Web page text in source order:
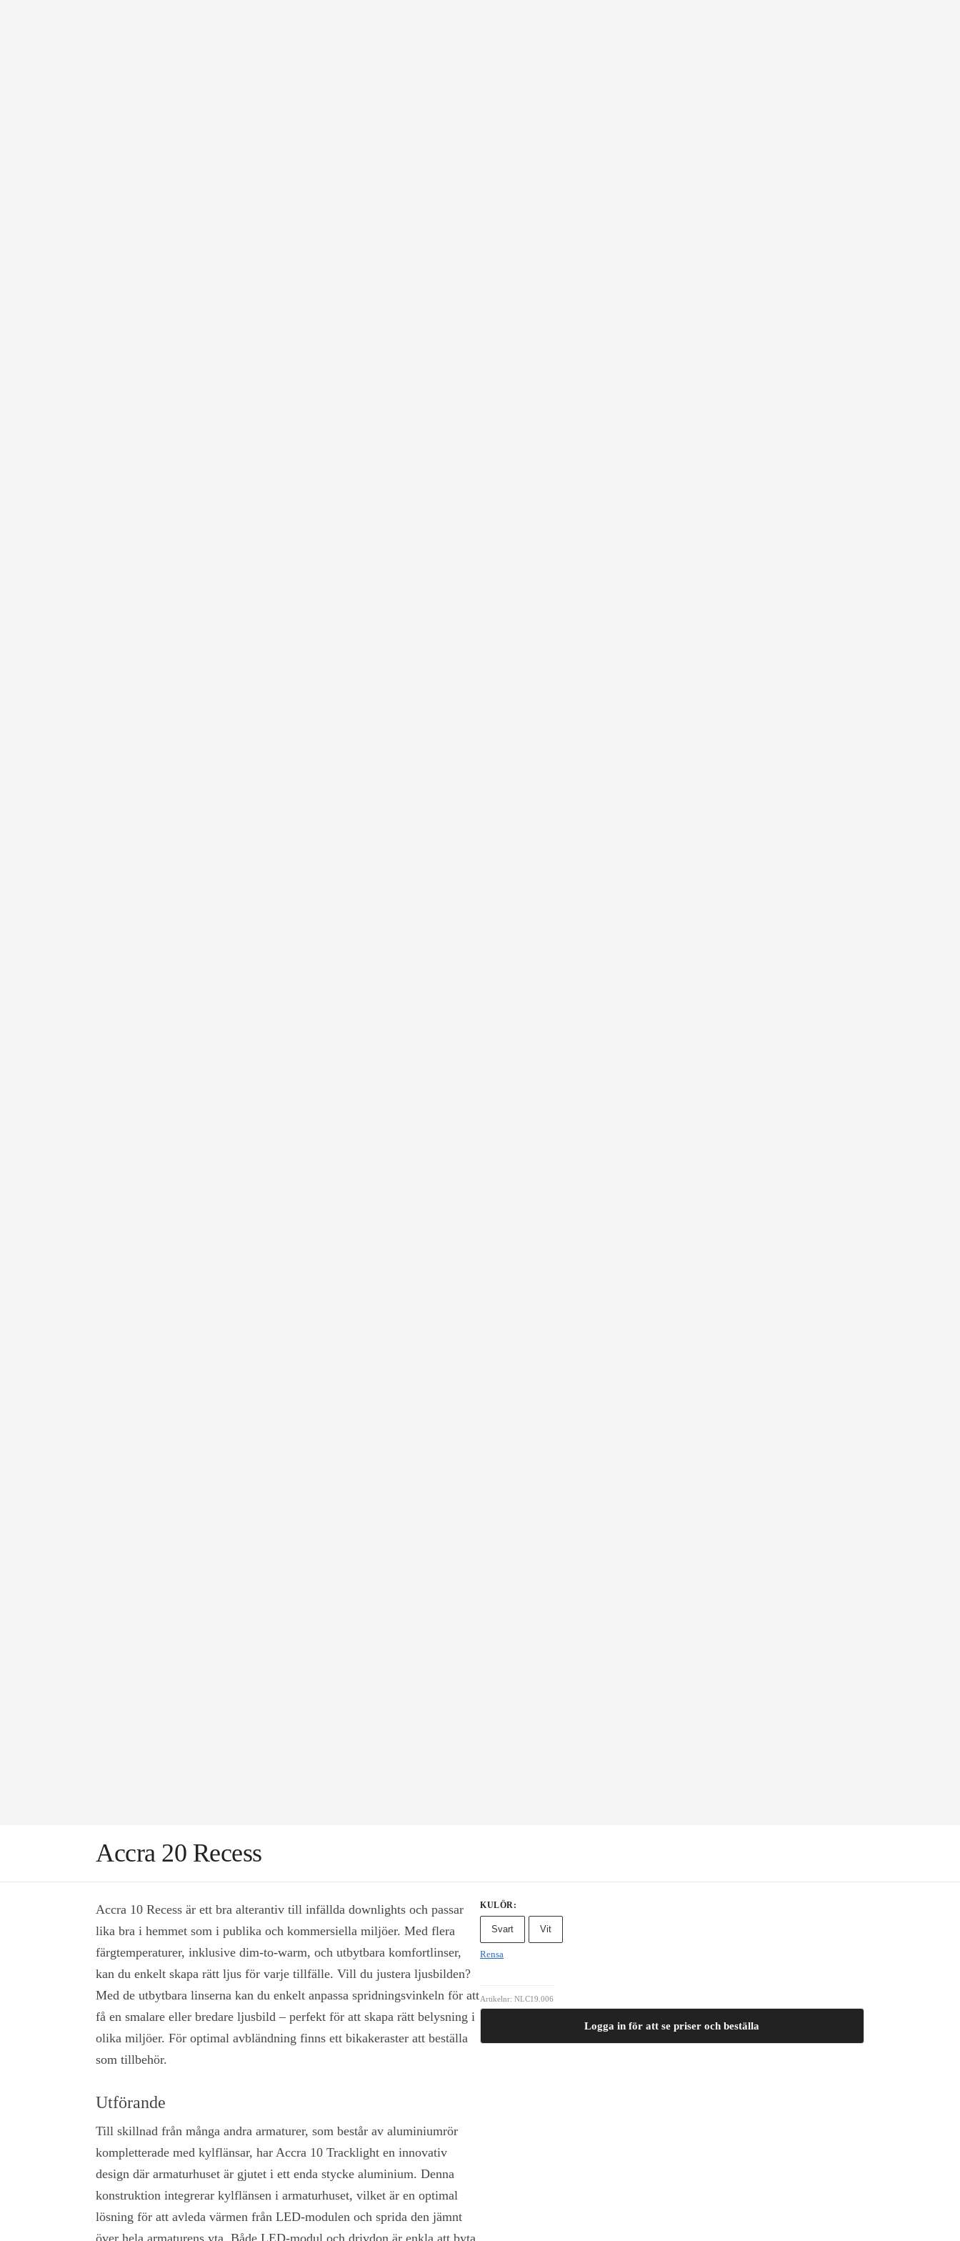
Accra 20 Recess
Accra 10 Recess är ett bra alterantiv till infällda downlights och passar
lika bra i hemmet som i publika och kommersiella miljöer. Med flera
färgtemperaturer, inklusive dim-to-warm, och utbytbara komfortlinser,
kan du enkelt skapa rätt ljus för varje tillfälle. Vill du justera ljusbilden?
Med de utbytbara linserna kan du enkelt anpassa spridningsvinkeln för att
få en smalare eller bredare ljusbild – perfekt för att skapa rätt belysning i
olika miljöer. För optimal avbländning finns ett bikakeraster att beställa
som tillbehör.
Utförande
Till skillnad från många andra armaturer, som består av aluminiumrör
kompletterade med kylflänsar, har Accra 10 Tracklight en innovativ
design där armaturhuset är gjutet i ett enda stycke aluminium. Denna
konstruktion integrerar kylflänsen i armaturhuset, vilket är en optimal
lösning för att avleda värmen från LED-modulen och sprida den jämnt
KULÖR :
Svart Vit
Rensa
Artikelnr: NLC19.006
Logga in för att se priser och beställa